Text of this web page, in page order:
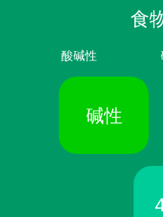
食
酸碱性
碱性